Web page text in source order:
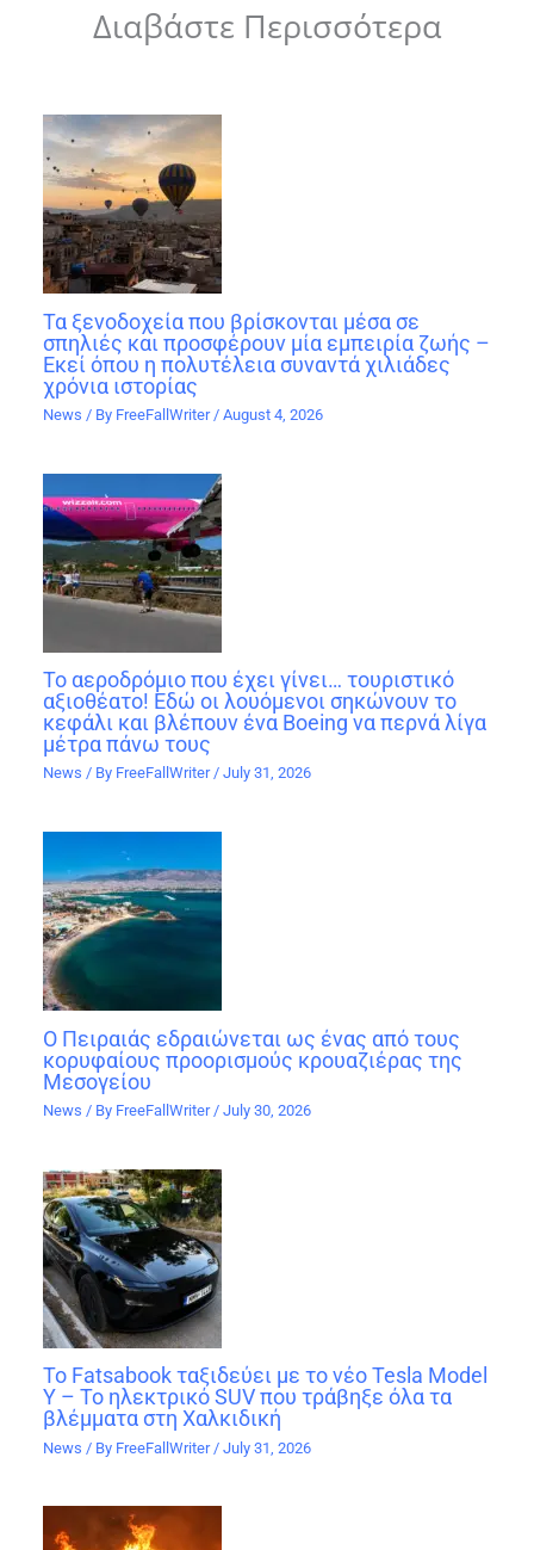
Διαβάστε Περισσότερα
Τα ξενοδοχεία που βρίσκονται μέσα σε
σπηλιές και προσφέρουν μία εμπειρία ζωής –
Εκεί όπου η πολυτέλεια συναντά χιλιάδες
χρόνια ιστορίας
News / By FreeFallWriter /August 4, 2026
Το αεροδρόμιο που έχει γίνει… τουριστικό
αξιοθέατο! Εδώ οι λουόμενοι σηκώνουν το
κεφάλι και βλέπουν ένα Boeing να περνά λίγα
μέτρα πάνω τους
News / By FreeFallWriter/July 31, 2026
Ο Πειραιάς εδραιώνεται ως ένας από τους
κορυφαίους προορισμούς κρουαζιέρας της
Μεσογείου
News / By FreeFallWriter/July 30, 2026
Το Fatsabook ταξιδεύει με το νέο Tesla Model
Y – Το ηλεκτρικό SUV που τράβηξε όλα τα
βλέμματα στη Χαλκιδική
News / By FreeFallWriter /July 31, 2026